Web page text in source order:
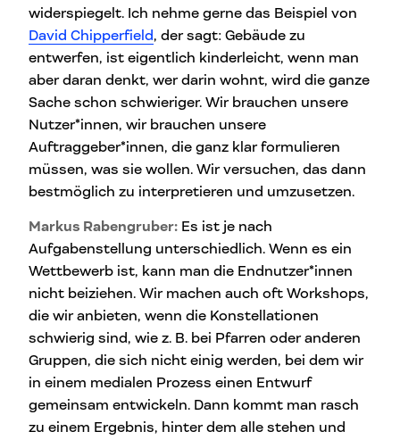
widerspiegelt. Ich nehme gerne das Beispiel von
David Chipperfield, der sagt: Gebäude zu
entwerfen, ist eigentlich kinderleicht, wenn man
aber daran denkt, wer darin wohnt, wird die ganze
Sache schon schwieriger. Wir brauchen unsere
Nutzer*innen, wir brauchen unsere
Auftraggeber*innen, die ganz klar formulieren
müssen, was sie wollen. Wir versuchen, das dann
bestmöglich zu interpretieren und umzusetzen.
Markus Rabengruber: Es ist je nach
Aufgabenstellung unterschiedlich. Wenn es ein
Wettbewerb ist, kann man die Endnutzer*innen
nicht beiziehen. Wir machen auch oft Workshops,
die wir anbieten, wenn die Konstellationen
schwierig sind, wie z. B. bei Pfarren oder anderen
Gruppen, die sich nicht einig werden, bei dem wir
in einem medialen Prozess einen Entwurf
gemeinsam entwickeln. Dann kommt man rasch
zu einem Ergebnis, hinter dem alle stehen und